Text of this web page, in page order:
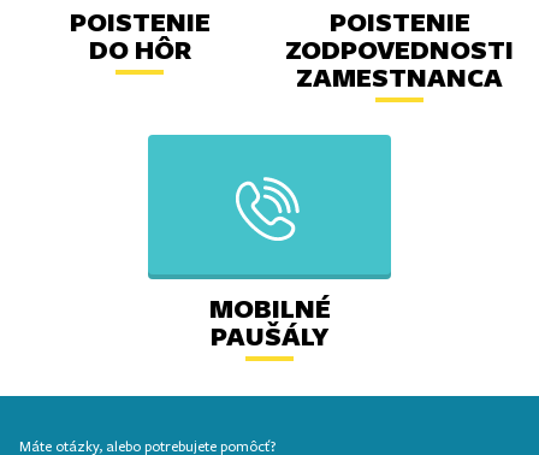
POISTENIE
DO HÔR
POISTENIE
ZODPOVEDNOSTI
ZAMESTNANCA
MOBILNÉ
PAUŠÁLY
Máte otázky, alebo potrebujete pomôcť?